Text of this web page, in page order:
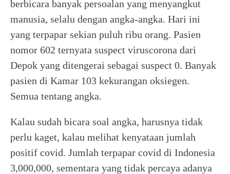
berbicara banyak persoalan yang menyangkut
manusia, selalu dengan angka-angka. Hari ini
yang terpapar sekian puluh ribu orang. Pasien
nomor 602 ternyata suspect viruscorona dari
Depok yang ditengerai sebagai suspect 0. Banyak
pasien di Kamar 103 kekurangan oksiegen.
Semua tentang angka.
Kalau sudah bicara soal angka, harusnya tidak
perlu kaget, kalau melihat kenyataan jumlah
positif covid. Jumlah terpapar covid di Indonesia
3,000,000, sementara yang tidak percaya adanya